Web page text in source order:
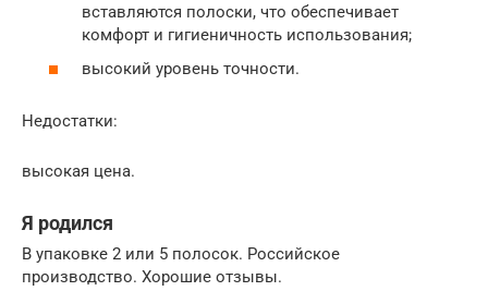
вставляются полоски, что обеспечивает
комфорт и гигиеничность использования;
высокий уровень точности.
Недостатки:
высокая цена.
Я родился
В упаковке 2 или 5 полосок. Российское
производство. Хорошие отзывы.